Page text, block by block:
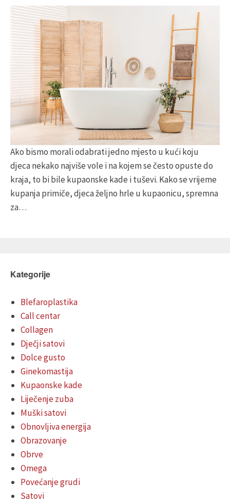
Ako bismo morali odabrati jedno mjesto u kući koju
djeca nekako najviše vole i na kojem se često opuste do
kraja, to bi bile kupaonske kade i tuševi. Kako se vrijeme
kupanja primiče, djeca željno hrle u kupaonicu, spremna
za…
Kategorije
Blefaroplastika
Call centar
Collagen
Dječji satovi
Dolce gusto
Ginekomastija
Kupaonske kade
Liječenje zuba
Muški satovi
Obnovljiva energija
Obrazovanje
Obrve
Omega
Povećanje grudi
Satovi